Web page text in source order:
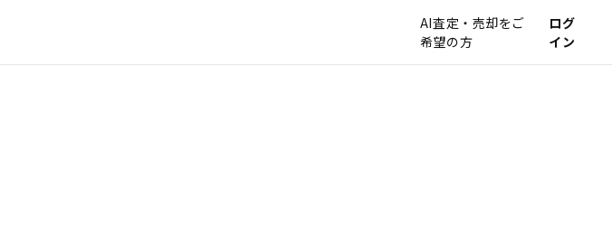
AI査定・売却をご
希望の方
ログ
イン